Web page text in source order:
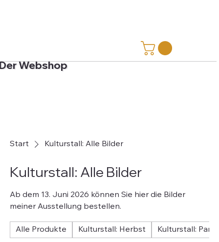
Webshop
Start Kulturstall: Alle Bilder
Kulturstall: Alle Bilder
Ab dem 13. Juni 2026 können Sie hier die Bilder
meiner Ausstellung bestellen.
Alle Produkte Kulturstall: Herbst Kulturstall: